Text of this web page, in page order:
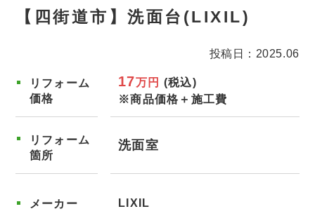
【四街道市】洗面台(LIXIL)
投稿日：2025.06
リフォーム
価格
17万円 (税込)
※商品価格＋施工費
リフォーム
箇所
洗面室
メーカー LIXIL